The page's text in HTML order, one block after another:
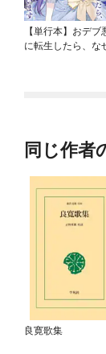
【単行本】おデブ
に転生したら、な
同じ作者
良寛歌集